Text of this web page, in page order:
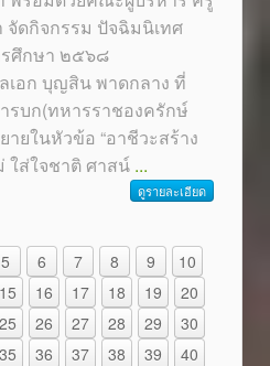
ดกิจกรรม ปัจฉิมนิเทศ
ศึกษา ๒๕๖๘
เอก บุญสิน พาดกลาง ที่
บก(ทหารราชองครักษ์
ายในหัวข้อ “อาชีวะสร้าง
ส่ใจชาติ ศาสน์ ...
ดูรายละเอียด
5 6 7 8 9
10
15 16 17 18 19
20
25 26 27 28 29
30
35 36 37 38 39
40